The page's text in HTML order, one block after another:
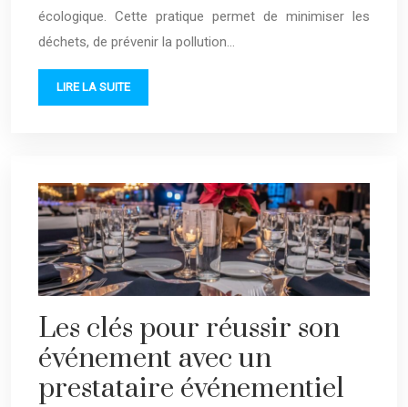
écologique. Cette pratique permet de minimiser les
déchets, de prévenir la pollution…
LIRE LA SUITE
Les clés pour réussir son
événement avec un
prestataire événementiel